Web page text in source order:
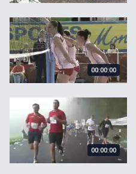
Coulisses du Montreux
00:00:00
C&#039;est arrivé près de
00:00:00